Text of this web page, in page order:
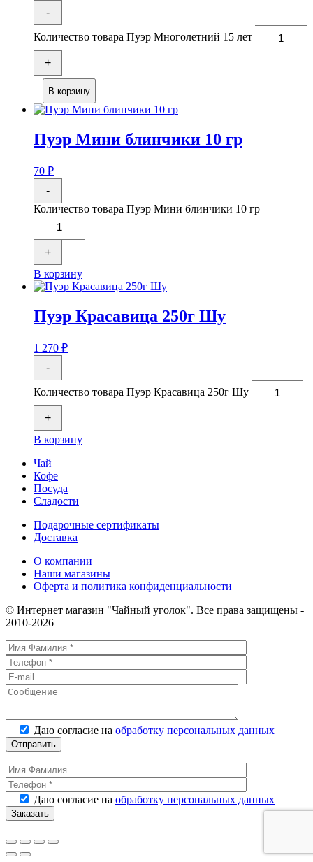
-
Количество товара Пуэр Многолетний 15 лет
+
В корзину
Пуэр Мини блинчики 10 гр
70 ₽
-
Количество товара Пуэр Мини блинчики 10 гр
+
В корзину
Пуэр Красавица 250г Шу
1 270 ₽
-
Количество товара Пуэр Красавица 250г Шу
+
В корзину
Чай
Кофе
Посуда
Сладости
Подарочные сертификаты
Доставка
О компании
Наши магазины
Оферта и политика конфиденциальности
© Интернет магазин "Чайный уголок". Все права защищены -
2010-2026
Даю согласие на обработку персональных данных
Даю согласие на обработку персональных данных